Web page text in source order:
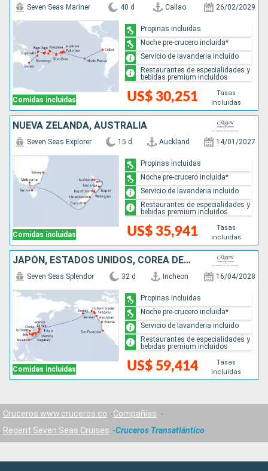
Comidas incluidas
Seven Seas Mariner 40 d Callao 26/02/2029
US$ 30,251
Tasas
incluidas
Propinas incluidas
Noche pre-crucero incluida*
Servicio de lavanderia incluido
Restaurantes de especialidades y
bebidas premium incluidos
NUEVA ZELANDA, AUSTRALIA
Comidas incluidas
Seven Seas Explorer 15 d Auckland 14/01/2027
US$ 35,941
Tasas
incluidas
Propinas incluidas
Noche pre-crucero incluida*
Servicio de lavanderia incluido
Restaurantes de especialidades y
bebidas premium incluidos
JAPÓN, ESTADOS UNIDOS, COREA DEL SUR, CANADÁ
Comidas incluidas
Seven Seas Splendor 32 d Incheon 16/04/2028
US$ 59,414
Tasas
incluidas
Propinas incluidas
Noche pre-crucero incluida*
Servicio de lavanderia incluido
Restaurantes de especialidades y
bebidas premium incluidos
Cruceros www.cruceros.co
Compañías
Regent Seven Seas Cruises
Cruceros Transatlántico